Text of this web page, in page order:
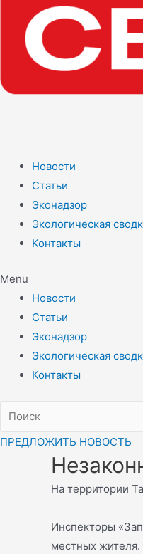
Новости
Статьи
Эконадзор
Экологическая
Контакты
Menu
Новости
Статьи
Эконадзор
Экологическая
Контакты
ПРЕДЛОЖИТЬ НОВОСТЬ
На территории
Инспекторы
местных